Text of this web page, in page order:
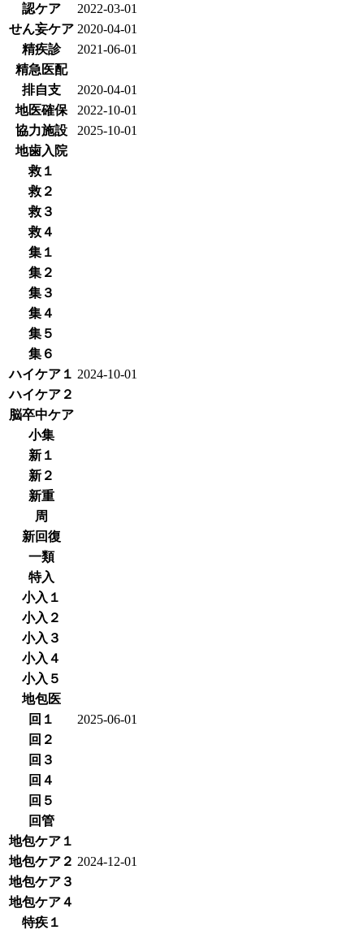
認ケア
2022-03-01
せん妄ケア 2020-04-01
精疾診
2021-06-01
精急医配
排自支
2020-04-01
地医確保
2022-10-01
協力施設
2025-10-01
地歯入院
救１
救２
救３
救４
集１
集２
集３
集４
集５
集６
ハイケア１ 2024-10-01
ハイケア２
脳卒中ケア
小集
新１
新２
新重
周
新回復
一類
特入
小入１
小入２
小入３
小入４
小入５
地包医
回１
2025-06-01
回２
回３
回４
回５
回管
地包ケア１
地包ケア２ 2024-12-01
地包ケア３
地包ケア４
特疾１